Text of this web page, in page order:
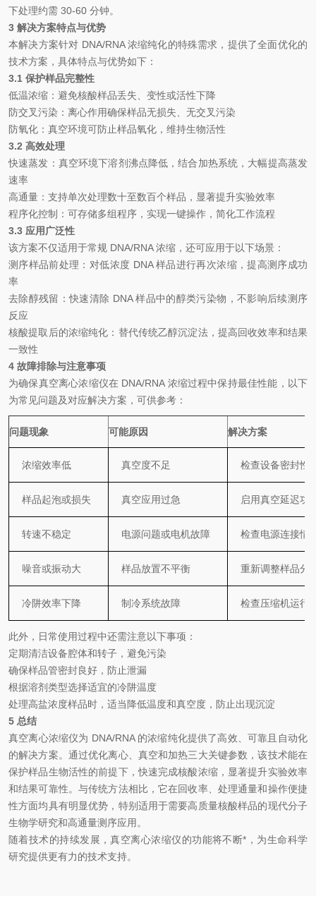
下处理约需 30-60 分钟。
3 解决方案特点与优势
本解决方案针对 DNA/RNA浓缩纯化的特殊需求，提供了全面优化的
技术方案，具体特点与优势如下：
3.1 保护样品完整性
低温浓缩：避免核酸样品丢失、变性或活性下降
防交叉污染：离心作用确保样品无损失、无交叉污染
防氧化：真空环境可防止样品氧化，维持生物活性
3.2 高效处理
快速蒸发：真空环境下溶剂沸点降低，结合加热系统，大幅提高蒸发
速率
高通量：支持单次处理数十至数百个样品，显著提升实验效率
程序化控制：可存储多组程序，实现一键操作，简化工作流程
3.3 应用广泛性
该方案不仅适用于常规 DNA/RNA浓缩，还可应用于以下场景：
测序样品前处理：对低浓度 DNA样品进行再次浓缩，提高测序成功
率
去除醇残留：快速清除 DNA样品中的醇类污染物，不影响后续测序
反应
核酸提取后的浓缩纯化：替代传统乙醇沉淀法，提高回收效率和结果
一致性
4 故障排除与注意事项
为确保真空离心浓缩仪在 DNA/RNA 浓缩过程中保持最佳性能，以下
为常见问题及对应解决方案，可供参考：
问题现象 可能原因 解决方案
浓缩效率低 真空度不足 检查设备密封性
样品起泡或损失 真空应用过急 启用真空延迟功
转速不稳定 电源问题或电机故障 检查电源连接情
噪音或振动大 样品放置不平衡 重新调整样品分
冷阱效率下降 制冷系统故障 检查压缩机运行
此外，日常使用过程中还需注意以下事项：
定期清洁设备腔体和转子，避免污染
确保样品管密封良好，防止泄漏
根据溶剂类型选择适宜的冷阱温度
处理高盐浓度样品时，适当降低温度和真空度，防止出现沉淀
5 总结
真空离心浓缩仪为 DNA/RNA 的浓缩纯化提供了高效、可靠且自动化
的解决方案。通过优化离心、真空和加热三大关键参数，该技术能在
保护样品生物活性的前提下，快速完成核酸浓缩，显著提升实验效率
和结果可靠性。与传统方法相比，它在回收率、处理通量和操作便捷
性方面均具有明显优势，特别适用于需要高质量核酸样品的现代分子
生物学研究和高通量测序应用。
随着技术的持续发展，真空离心浓缩仪的功能将不断*，为生命科学
研究提供更有力的技术支持。